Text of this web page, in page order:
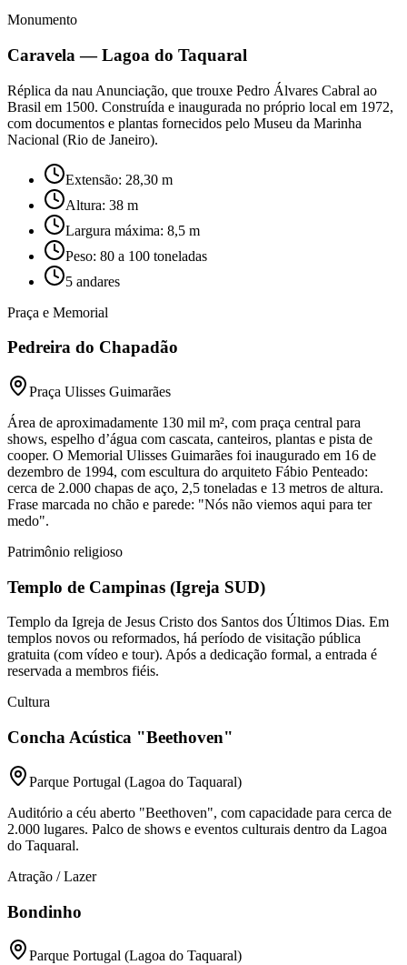
Monumento
Caravela — Lagoa do Taquaral
Réplica da nau Anunciação, que trouxe Pedro Álvares Cabral ao
Brasil em 1500. Construída e inaugurada no próprio local em 1972,
com documentos e plantas fornecidos pelo Museu da Marinha
Nacional (Rio de Janeiro).
Extensão: 28,30 m
Altura: 38 m
Largura máxima: 8,5 m
Peso: 80 a 100 toneladas
5 andares
Praça e Memorial
Pedreira do Chapadão
Praça Ulisses Guimarães
Área de aproximadamente 130 mil m², com praça central para
shows, espelho d’água com cascata, canteiros, plantas e pista de
cooper. O Memorial Ulisses Guimarães foi inaugurado em 16 de
dezembro de 1994, com escultura do arquiteto Fábio Penteado:
cerca de 2.000 chapas de aço, 2,5 toneladas e 13 metros de altura.
Frase marcada no chão e parede: "Nós não viemos aqui para ter
medo".
Patrimônio religioso
Templo de Campinas (Igreja SUD)
Templo da Igreja de Jesus Cristo dos Santos dos Últimos Dias. Em
templos novos ou reformados, há período de visitação pública
gratuita (com vídeo e tour). Após a dedicação formal, a entrada é
reservada a membros fiéis.
Cultura
Concha Acústica "Beethoven"
Parque Portugal (Lagoa do Taquaral)
Auditório a céu aberto "Beethoven", com capacidade para cerca de
2.000 lugares. Palco de shows e eventos culturais dentro da Lagoa
do Taquaral.
Atração / Lazer
Bondinho
Parque Portugal (Lagoa do Taquaral)